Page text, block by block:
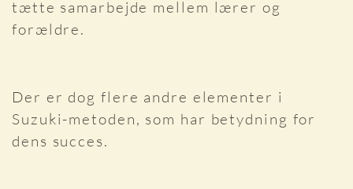
tætte samarbejde mellem lærer og
forældre.
Der er dog flere andre elementer i
Suzuki-metoden, som har betydning for
dens succes.